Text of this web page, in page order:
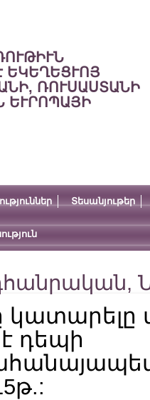
ԵԿԵՂԵՑՒՈՅ
ՌՈՒՍԱՍՏԱՆԻ
ԵՒՐՈՊԱՅԻ
Տեսանյութեր
,
կատարելը
դեպի